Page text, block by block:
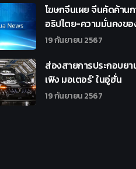
โฆษกจีนเผย จีนคัดค้านก
อธิปไตย-ความมั่นคงขอ
19 กันยายน 2567
ส่องสายการประกอบย
เฟิง มอเตอร์' ในอู่ฮั่น
19 กันยายน 2567